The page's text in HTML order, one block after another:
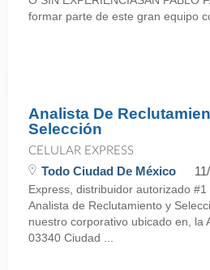
formar parte de este gran equipo
Analista De
Selección
CELULAR EXPRESS
Todo Ciudad De México
Express, distribuidor autorizado
Analista de Reclutamiento y
nuestro corporativo ubicado en, la
03340 Ciudad ...